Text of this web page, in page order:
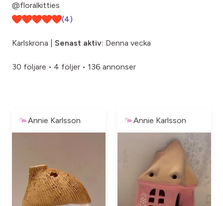
@floralkitties
(4)
Karlskrona | Senast aktiv: Denna vecka
30 följare • 4 följer • 136 annonser
Annie Karlsson Annie Karlsson